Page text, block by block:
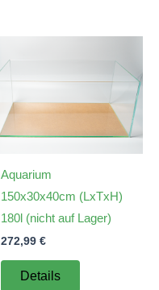
Aquarium
150x30x40cm (LxTxH)
180l (nicht auf Lager)
272,99 €
Details